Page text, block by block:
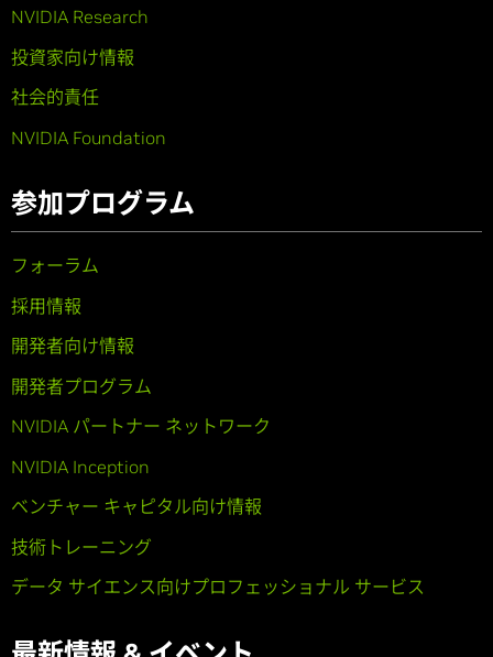
NVIDIA Research
投資家向け情報
社会的責任
NVIDIA Foundation
参加プログラム
フォーラム
採用情報
開発者向け情報
開発者プログラム
NVIDIA パートナー ネットワーク
NVIDIA Inception
ベンチャー キャピタル向け情報
技術トレーニング
データ サイエンス向けプロフェッショナル サービス